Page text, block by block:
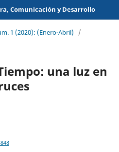
Comunicación y Desarrollo
1 (2020): (Enero-Abril)
/
una luz en